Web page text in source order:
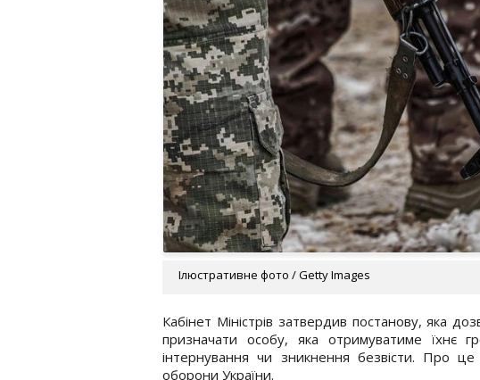
Ілюстративне фото / Getty Images
Кабінет Міністрів затвердив постанову, яка
призначати особу, яка отримуватиме їхнє
інтернування чи зникнення безвісти. Про це
оборони України.